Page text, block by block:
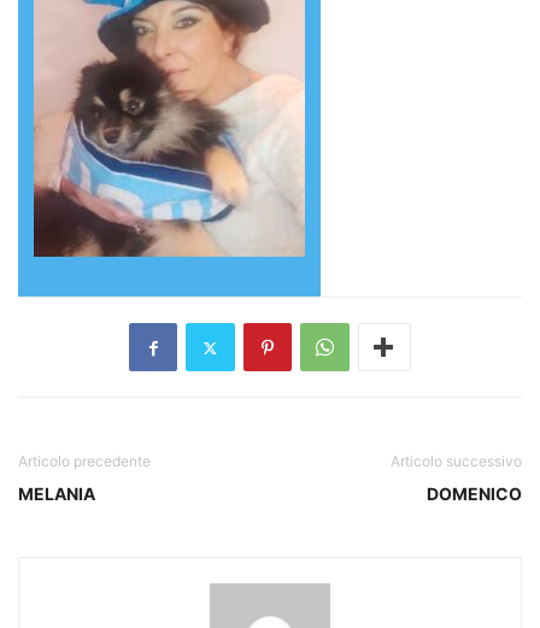
Articolo precedente
MELANIA
Articolo successivo
DOMENICO